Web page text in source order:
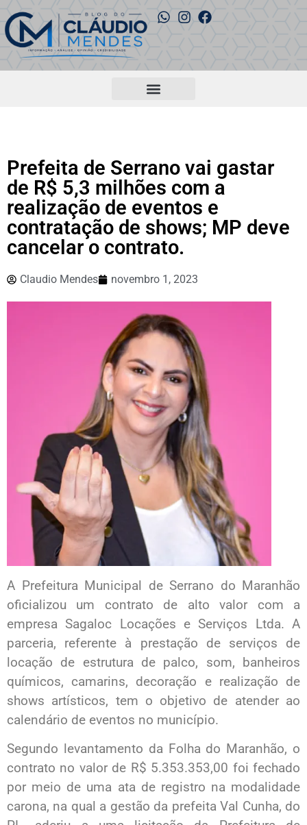
Prefeita de Serrano vai gastar
de R$ 5,3 milhões com a
realização de eventos e
contratação de shows; MP deve
cancelar o contrato.
Claudio Mendes novembro 1, 2023
A Prefeitura Municipal de Serrano do Maranhão
oficializou um contrato de alto valor com a
empresa Sagaloc Locações e Serviços Ltda. A
parceria, referente à prestação de serviços de
locação de estrutura de palco, som, banheiros
químicos, camarins, decoração e realização de
shows artísticos, tem o objetivo de atender ao
calendário de eventos no município.
Segundo levantamento da Folha do Maranhão, o
contrato no valor de R$ 5.353.353,00 foi fechado
por meio de uma ata de registro na modalidade
carona, na qual a gestão da prefeita Val Cunha, do